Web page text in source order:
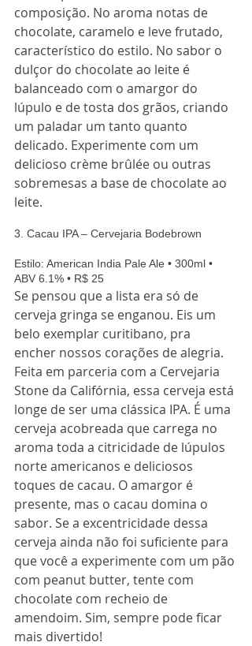
composição. No aroma notas de
chocolate, caramelo e leve frutado,
característico do estilo. No sabor o
dulçor do chocolate ao leite é
balanceado com o amargor do
lúpulo e de tosta dos grãos, criando
um paladar um tanto quanto
delicado. Experimente com um
delicioso crème brûlée ou outras
sobremesas a base de chocolate ao
leite.
3. Cacau IPA – Cervejaria Bodebrown
Estilo: American India Pale Ale • 300ml •
ABV 6.1% • R$ 25
Se pensou que a lista era só de
cerveja gringa se enganou. Eis um
belo exemplar curitibano, pra
encher nossos corações de alegria.
Feita em parceria com a Cervejaria
Stone da Califórnia, essa cerveja está
longe de ser uma clássica IPA. É uma
cerveja acobreada que carrega no
aroma toda a citricidade de lúpulos
norte americanos e deliciosos
toques de cacau. O amargor é
presente, mas o cacau domina o
sabor. Se a excentricidade dessa
cerveja ainda não foi suficiente para
que você a experimente com um pão
com peanut butter, tente com
chocolate com recheio de
amendoim. Sim, sempre pode ficar
mais divertido!